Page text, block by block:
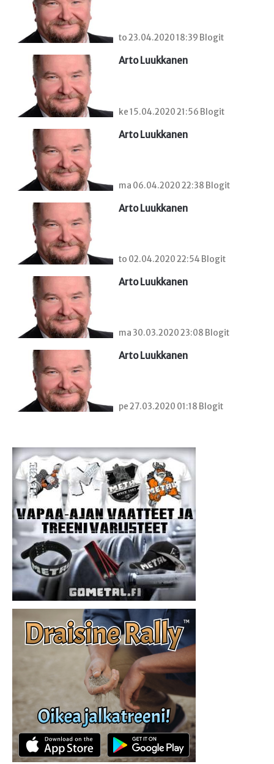
to 23.04.2020 18:39 Blogit
Arto Luukkanen
ke 15.04.2020 21:56 Blogit
Arto Luukkanen
ma 06.04.2020 22:38 Blogit
Arto Luukkanen
to 02.04.2020 22:54 Blogit
Arto Luukkanen
ma 30.03.2020 23:08 Blogit
Arto Luukkanen
pe 27.03.2020 01:18 Blogit